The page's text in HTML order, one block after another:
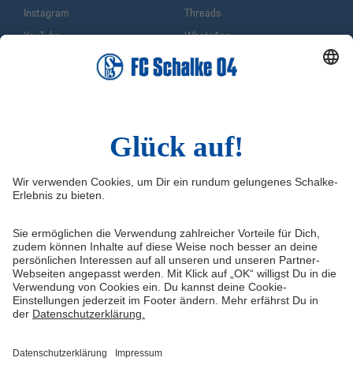
Service & Kontakt
Erklärung zur Barrierefreiheit
Medienportal
Datenschutz
Haftungsausschluss
Tickets
VELTINS-Arena
Knappenschmiede
ERWIN buchen
Instagram
Threads
YouTube
WhatsApp
Sina Weibo